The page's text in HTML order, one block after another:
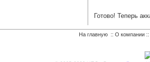
Готово! Теперь
На главную :: О компании ::